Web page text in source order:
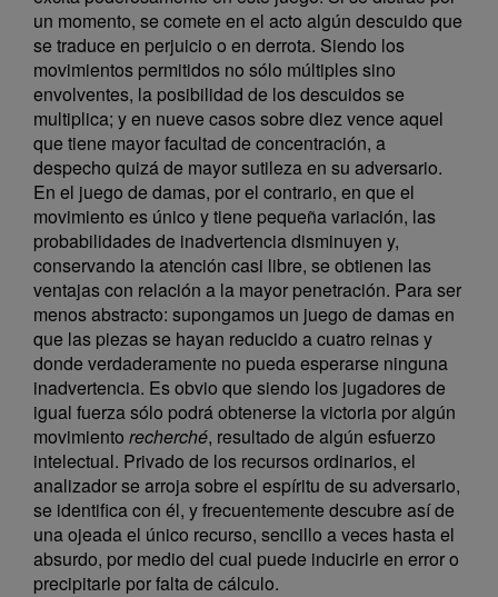
un momento, se comete en el acto algún descuido que
se traduce en perjuicio o en derrota. Siendo los
movimientos permitidos no sólo múltiples sino
envolventes, la posibilidad de los descuidos se
multiplica; y en nueve casos sobre diez vence aquel
que tiene mayor facultad de concentración, a
despecho quizá de mayor sutileza en su adversario.
En el juego de damas, por el contrario, en que el
movimiento es único y tiene pequeña variación, las
probabilidades de inadvertencia disminuyen y,
conservando la atención casi libre, se obtienen las
ventajas con relación a la mayor penetración. Para ser
menos abstracto: supongamos un juego de damas en
que las piezas se hayan reducido a cuatro reinas y
donde verdaderamente no pueda esperarse ninguna
inadvertencia. Es obvio que siendo los jugadores de
igual fuerza sólo podrá obtenerse la victoria por algún
movimiento recherché, resultado de algún esfuerzo
intelectual. Privado de los recursos ordinarios, el
analizador se arroja sobre el espíritu de su adversario,
se identifica con él, y frecuentemente descubre así de
una ojeada el único recurso, sencillo a veces hasta el
absurdo, por medio del cual puede inducirle en error o
precipitarle por falta de cálculo.